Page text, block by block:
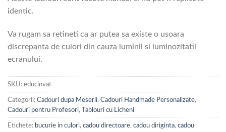
identic.
Va rugam sa retineti ca ar putea sa existe o usoara
discrepanta de culori din cauza luminii si luminozitatii
ecranului.
SKU: educinvat
Categorii: Cadouri dupa Meserii, Cadouri Handmade Personalizate,
Cadouri pentru Profesori, Tablouri cu Licheni
Etichete: bucurie in culori, cadou directoare, cadou diriginta, cadou